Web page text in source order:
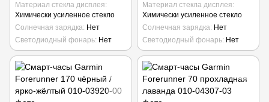
Материал стекла дисплея
Химически усиленное стекло
Солнечная зарядка Нет
Светодиодный фонарь Нет
Материал стекла дисплея
Химически усиленное стекло
Солнечная зарядка Нет
Светодиодный фонарь Нет